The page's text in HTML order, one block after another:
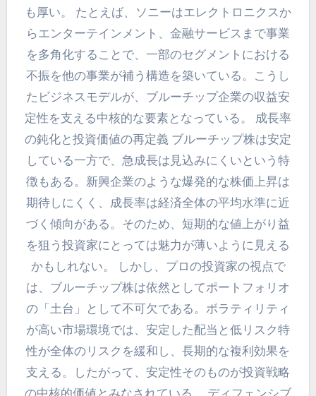
も厚い。 たとえば、ソニーはエレクトロニクスか
らエンターテインメント、金融サービスまで事業
を多角化することで、一部のセグメントにおける
不振を他の事業が補う構造を築いている。こうし
たビジネスモデルが、ブルーチップ企業の収益安
定性を支える中核的な要素となっている。 成長率
の鈍化と投資価値の再定義 ブルーチップ株は安定
している一方で、急成長は見込みにくいという特
徴もある。新興企業のような爆発的な株価上昇は
期待しにくく、成長率は経済全体の平均水準に近
づく傾向がある。そのため、短期的な値上がり益
を狙う投資家にとっては魅力が薄いように見える
かもしれない。 しかし、プロの投資家の視点で
は、ブルーチップ株は依然としてポートフォリオ
の「土台」として不可欠である。ボラティリティ
が高い市場環境では、安定した配当と低リスク特
性が全体のリスクを緩和し、長期的な複利効果を
支える。したがって、安定性そのものが投資戦略
の中核的価値とみなされている。 ディフェンシブ